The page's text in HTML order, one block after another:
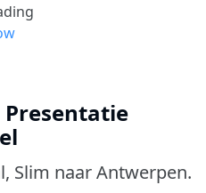
Slim naar Antwerpen.